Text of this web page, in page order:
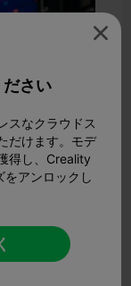
れ、環境に優
、生分解性フ
には植物由来

さい
スなクラウドス
だけます。モデ
得し、Creality
アンロックし